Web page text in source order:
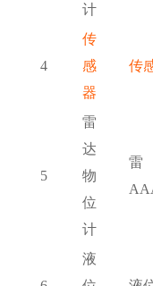
计
4
传
感
器
传
5
雷
达
物
位
计
液